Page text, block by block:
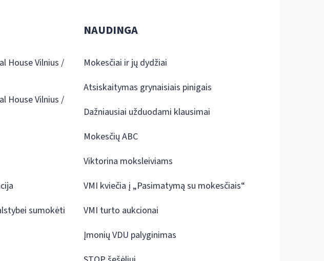
House Vilnius /
House Vilnius /
sumokėti
NAUDINGA
Mokesčiai ir jų dydžiai
Atsiskaitymas grynaisiais pinigais
Dažniausiai užduodami klausimai
Mokesčių ABC
Viktorina moksleiviams
VMI kviečia į „Pasimatymą su mokesčiais“
VMI turto aukcionai
Įmonių VDU palyginimas